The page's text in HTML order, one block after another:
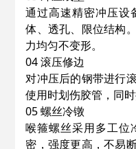
通过高速精密冲压设
体、透孔、限位结构
力均匀不变形。
04 滚压修边
对冲压后的钢带进行
使用时划伤胶管，同
05 螺丝冷镦
喉箍螺丝采用多工位
密，强度更高，不易